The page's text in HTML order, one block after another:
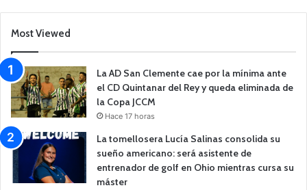
Most Viewed
La AD San Clemente cae por la mínima ante
el CD Quintanar del Rey y queda eliminada de
la Copa JCCM
Hace 17 horas
La tomellosera Lucía Salinas consolida su
sueño americano: será asistente de
entrenador de golf en Ohio mientras cursa su
máster